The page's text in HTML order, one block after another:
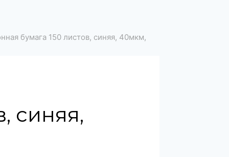
бумага 150 листов, синяя, 40мкм,
синяя,